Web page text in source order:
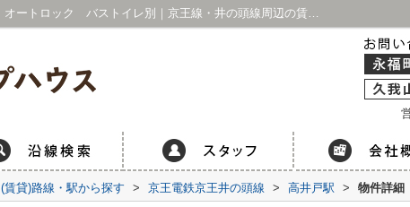
杉並区宮前２丁目の賃貸物件｜分譲賃貸 オートロック バストイレ別｜京王線・井の頭線周辺の賃貸マンション・不動産情報はアイホープハウス 永福町店・久我山店
(賃貸)路線・駅から探す > 京王電鉄京王井の頭線 > 高井戸駅 > 物件詳細